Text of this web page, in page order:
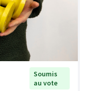
Soumis
au vote